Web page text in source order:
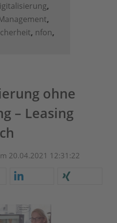
,
,
, nfon,
ohne
– Leasing
20.04.2021 12:31:22